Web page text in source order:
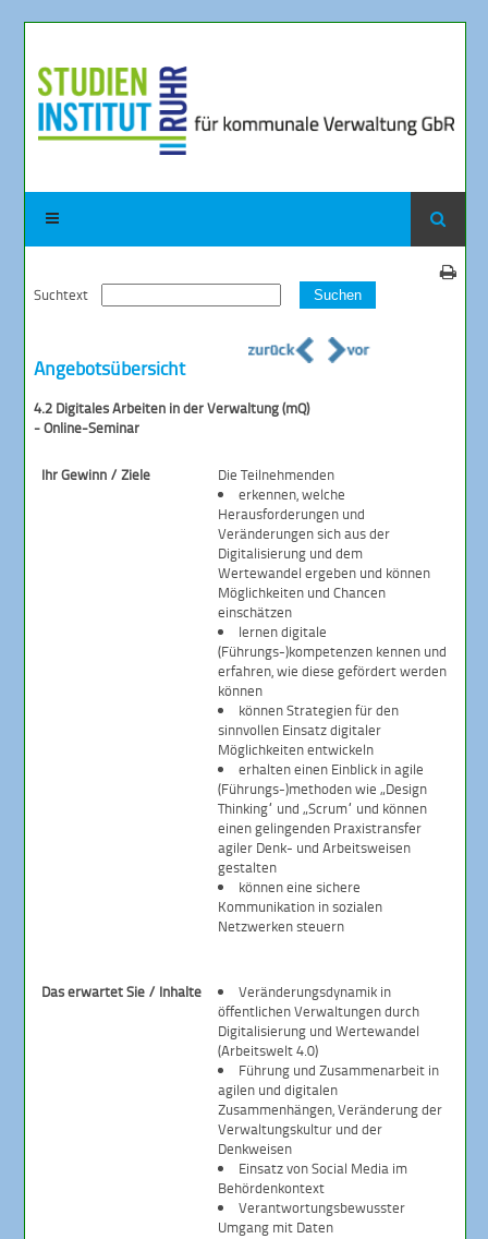
Suchtext Suchen
Angebotsübersicht
4.2 Digitales Arbeiten in der Verwaltung (mQ)
- Online-Seminar
Ihr Gewinn / Ziele
Die Teilnehmenden
erkennen, welche
Herausforderungen und
Veränderungen sich aus der
Digitalisierung und dem
Wertewandel ergeben und können
Möglichkeiten und Chancen
einschätzen
lernen digitale
(Führungs-)kompetenzen kennen und
erfahren, wie diese gefördert werden
können
können Strategien für den
sinnvollen Einsatz digitaler
Möglichkeiten entwickeln
erhalten einen Einblick in agile
(Führungs-)methoden wie „Design
Thinking“ und „Scrum“ und können
einen gelingenden Praxistransfer
agiler Denk- und Arbeitsweisen
gestalten
können eine sichere
Kommunikation in sozialen
Netzwerken steuern
Das erwartet Sie / Inhalte
Veränderungsdynamik in
öffentlichen Verwaltungen durch
Digitalisierung und Wertewandel
(Arbeitswelt 4.0)
Führung und Zusammenarbeit in
agilen und digitalen
Zusammenhängen, Veränderung der
Verwaltungskultur und der
Denkweisen
Einsatz von Social Media im
Behördenkontext
Verantwortungsbewusster
Umgang mit Daten